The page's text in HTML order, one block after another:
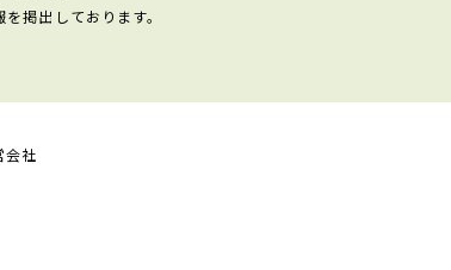
掲出しております。
会社